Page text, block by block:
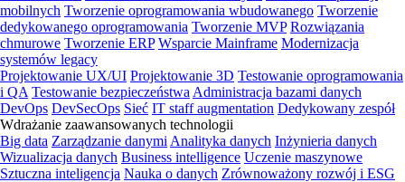
mobilnych Tworzenie oprogramowania wbudowanego Tworzenie
dedykowanego oprogramowania Tworzenie MVP Rozwiązania
chmurowe Tworzenie ERP Wsparcie Mainframe Modernizacja
systemów legacy
Projektowanie UX/UI Projektowanie 3D Testowanie oprogramowania
i QA Testowanie bezpieczeństwa Administracja bazami danych
DevOps DevSecOps Sieć IT staff augmentation Dedykowany zespół
Wdrażanie zaawansowanych technologii
Big data Zarządzanie danymi Analityka danych Inżynieria danych
Wizualizacja danych Business intelligence Uczenie maszynowe
Sztuczna inteligencja Nauka o danych Zrównoważony rozwój i ESG